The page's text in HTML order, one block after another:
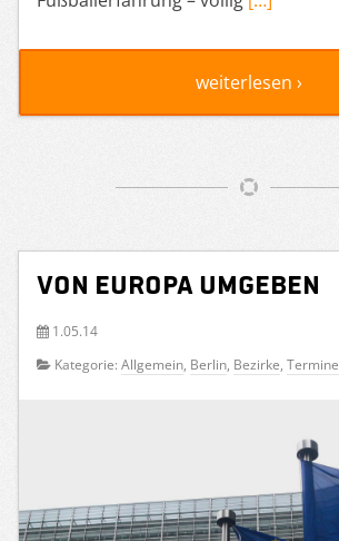
weiterlesen ›
Von Europa umgeben
1.05.14
Kategorie: Allgemein, Berlin, Bezirke, Termine